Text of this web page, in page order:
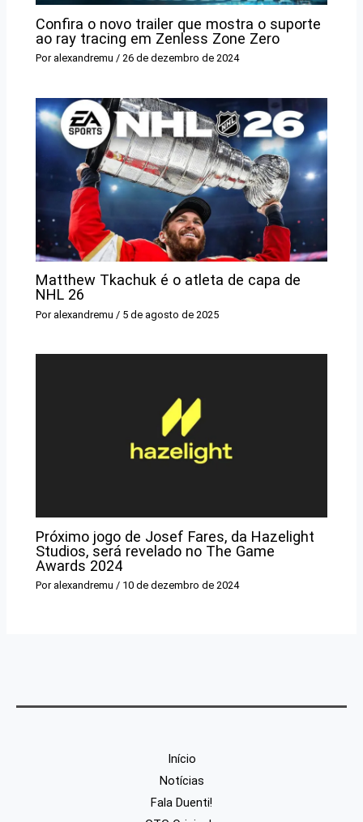
Confira o novo trailer que mostra o suporte
ao ray tracing em Zenless Zone Zero
Por alexandremu/26 de dezembro de 2024
Matthew Tkachuk é o atleta de capa de
NHL 26
Por alexandremu / 5 de agosto de 2025
Próximo jogo de Josef Fares, da Hazelight
Studios, será revelado no The Game
Awards 2024
Por alexandremu/ 10 de dezembro de 2024
Início
Notícias
Fala Duenti!